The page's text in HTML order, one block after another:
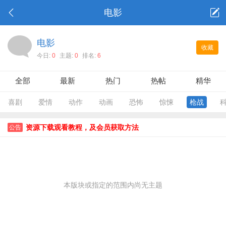
电影
收藏
电影
今日: 0 主题: 0 排名: 6
全部 最新 热门 热帖 精华
喜剧 爱情 动作 动画 恐怖 惊悚 枪战
公告 资源下载观看教程，及会员获取方法
本版块或指定的范围内尚无主题